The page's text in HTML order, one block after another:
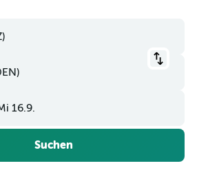
16.9.
Suchen